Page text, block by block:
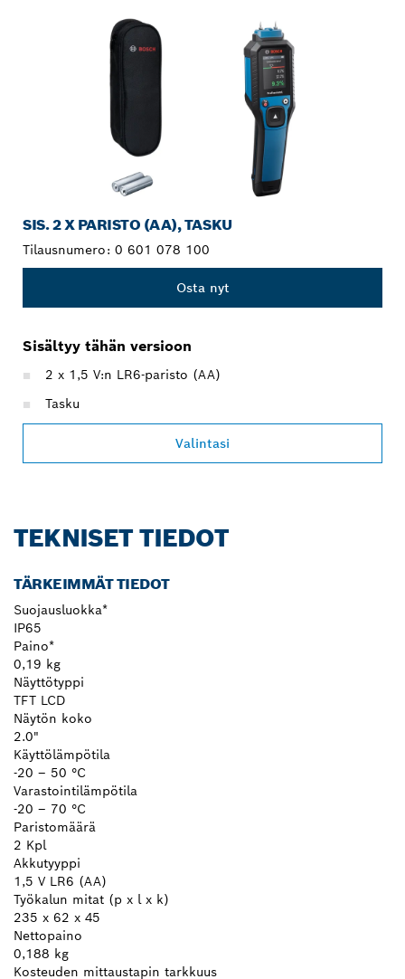
SIS. 2 X PARISTO (AA), TASKU
Tilausnumero: 0 601 078 100
Osta nyt
Sisältyy tähän versioon
2 x 1,5 V:n LR6-paristo (AA)
Tasku
Valintasi
TEKNISET TIEDOT
TÄRKEIMMÄT TIEDOT
Suojausluokka*
IP65
Paino*
0,19 kg
Näyttötyppi
TFT LCD
Näytön koko
2.0"
Käyttölämpötila
-20 – 50 °C
Varastointilämpötila
-20 – 70 °C
Paristomäärä
2 Kpl
Akkutyyppi
1,5 V LR6 (AA)
Työkalun mitat (p x l x k)
235 x 62 x 45
Nettopaino
0,188 kg
Kosteuden mittaustapin tarkkuus